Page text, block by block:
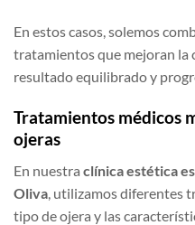
En estos casos, solemos
tratamientos que mejoran la
resultado equilibrado y
Tratamientos médicos
ojeras
En nuestra clínica estética
Oliva , utilizamos diferentes
tipo de ojera y las